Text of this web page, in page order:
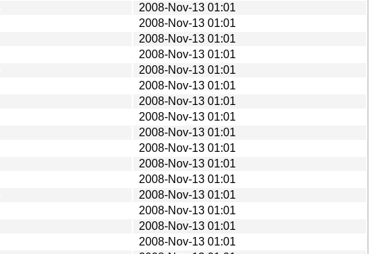
2008-Nov-13 01:01
2008-Nov-13 01:01
2008-Nov-13 01:01
2008-Nov-13 01:01
2008-Nov-13 01:01
2008-Nov-13 01:01
2008-Nov-13 01:01
2008-Nov-13 01:01
2008-Nov-13 01:01
2008-Nov-13 01:01
2008-Nov-13 01:01
2008-Nov-13 01:01
2008-Nov-13 01:01
2008-Nov-13 01:01
2008-Nov-13 01:01
2008-Nov-13 01:01